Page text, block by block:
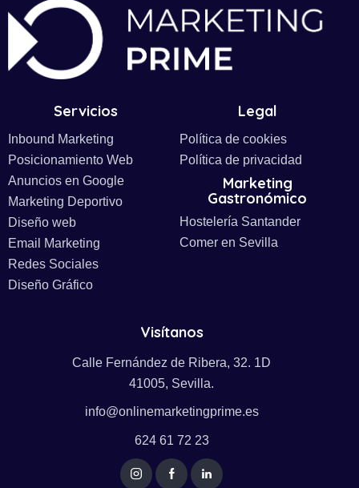
Servicios
Inbound Marketing
Posicionamiento Web
Anuncios en Google
Marketing Deportivo
Diseño web
Email Marketing
Redes Sociales
Diseño Gráfico
Legal
Política de cookies
Política de privacidad
Marketing
Gastronómico
Hostelería Santander
Comer en Sevilla
Visítanos
Calle Fernández de Ribera, 32. 1D
41005, Sevilla.
info@onlinemarketingprime.es
624 61 72 23